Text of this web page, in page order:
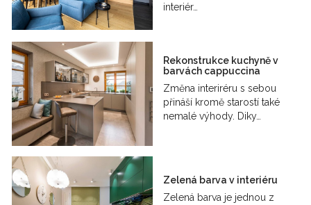
interiér…
Rekonstrukce kuchyně v
barvách cappuccina
Změna interiréru s sebou
přináší kromě starostí také
nemalé výhody. Diky…
Zelená barva v interiéru
Zelená barva je jednou z